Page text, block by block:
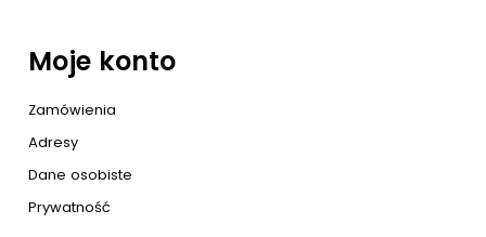
Moje konto
Zamówienia
Adresy
Dane osobiste
Prywatność